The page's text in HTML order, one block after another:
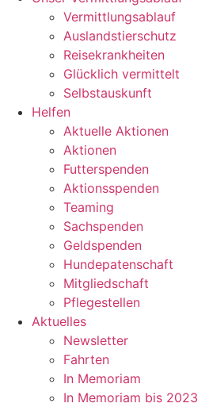
Vermittlungsablauf
Auslandstierschutz
Reisekrankheiten
Glücklich vermittelt
Selbstauskunft
Helfen
Aktuelle Aktionen
Aktionen
Futterspenden
Aktionsspenden
Teaming
Sachspenden
Geldspenden
Hundepatenschaft
Mitgliedschaft
Pflegestellen
Aktuelles
Newsletter
Fahrten
In Memoriam
In Memoriam bis 2023